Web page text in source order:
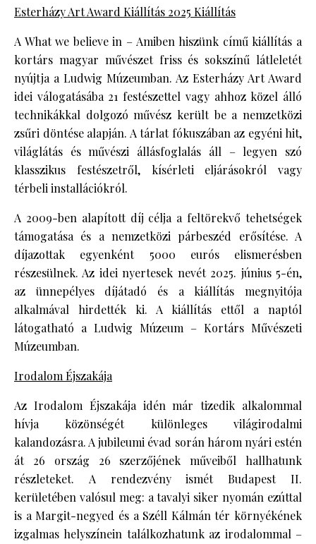
Esterházy Art Award Kiállítás 2025 Kiállítás
A What we believe in – Amiben hiszünk című kiállítás a
kortárs magyar művészet friss és sokszínű látleletét
nyújtja a Ludwig Múzeumban. Az Esterházy Art Award
idei válogatásába 21 festészettel vagy ahhoz közel álló
technikákkal dolgozó művész került be a nemzetközi
zsűri döntése alapján. A tárlat fókuszában az egyéni hit,
világlátás és művészi állásfoglalás áll – legyen szó
klasszikus festészetről, kísérleti eljárásokról vagy
térbeli installációkról.
A 2009-ben alapított díj célja a feltörekvő tehetségek
támogatása és a nemzetközi párbeszéd erősítése. A
díjazottak egyenként 5000 eurós elismerésben
részesülnek. Az idei nyertesek nevét 2025. június 5-én,
az ünnepélyes díjátadó és a kiállítás megnyitója
alkalmával hirdették ki. A kiállítás ettől a naptól
látogatható a Ludwig Múzeum – Kortárs Művészeti
Múzeumban.
Irodalom Éjszakája
Az Irodalom Éjszakája idén már tizedik alkalommal
hívja közönségét különleges világirodalmi
kalandozásra. A jubileumi évad során három nyári estén
át 26 ország 26 szerzőjének műveiből hallhatunk
részleteket. A rendezvény ismét Budapest II.
kerületében valósul meg: a tavalyi siker nyomán ezúttal
is a Margit-negyed és a Széll Kálmán tér környékének
izgalmas helyszínein találkozhatunk az irodalommal –